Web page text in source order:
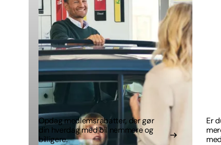
Opdag medlemsrabatter, der gør
din hverdag med bil nemmere og
billigere.
Er